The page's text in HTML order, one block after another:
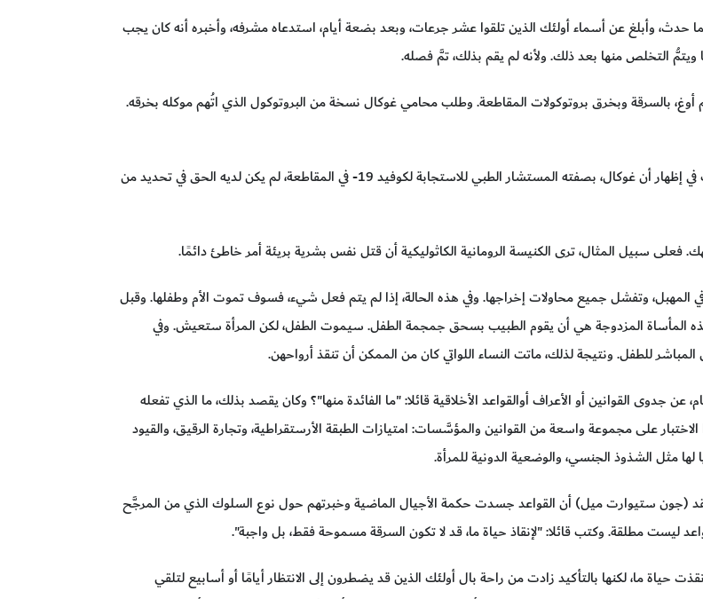
حدث، وأبلغ عن أسماء أولئك الذين تلقوا عشر جرعات، وبعد بضعة أيام، استدعاه مشرفه، وأخبره أنه كان يجب
التخلص منها بعد ذلك. ولأنه لم يقم بذلك، تمَّ فصله.
أوغ، بالسرقة وبخرق بروتوكولات المقاطعة. وطلب محامي غوكال نسخة من البروتوكول الذي اتُهم موكله بخرقه.
ورفض أحد القضاة التهم، قائلاً أن المدعية العامة قد أخفقت في إظهار أن غوكال، بصفته المستشار الطبي للاستجابة لكوفيد 19- في المقاطعة، لم يكن لديه الحق في تحديد من
فعلى سبيل المثال، ترى الكنيسة الرومانية الكاثوليكية أن قتل نفس بشرية بريئة أمر خاطئ دائمًا.
المهبل، وتفشل جميع محاولات إخراجها. وفي هذه الحالة، إذا لم يتم فعل شيء، فسوف تموت الأم وطفلها. وقبل
المأساة المزدوجة هي أن يقوم الطبيب بسحق جمجمة الطفل. سيموت الطفل، لكن المرأة ستعيش. وفي
المباشر للطفل. ونتيجة لذلك، ماتت النساء اللواتي كان من الممكن أن تنقذ أرواحهن.
جدوى القوانين أو الأعراف أوالقواعد الأخلاقية قائلا: "ما الفائدة منها"؟ وكان يقصد بذلك، ما الذي تفعله
على مجموعة واسعة من القوانين والمؤسَّسات: امتيازات الطبقة الأرستقراطية، وتجارة الرقيق، والقيود
مثل الشذوذ الجنسي، والوضعية الدونية للمرأة.
(جون ستيوارت ميل) أن القواعد جسدت حكمة الأجيال الماضية وخبرتهم حول نوع السلوك الذي من المرجَّح
ليست مطلقة. وكتب قائلا: "لإنقاذ حياة ما، قد لا تكون السرقة مسموحة فقط، بل واجبة".
حياة ما، لكنها بالتأكيد زادت من راحة بال أولئك الذين قد يضطرون إلى الانتظار أيامًا أو أسابيع لتلقي